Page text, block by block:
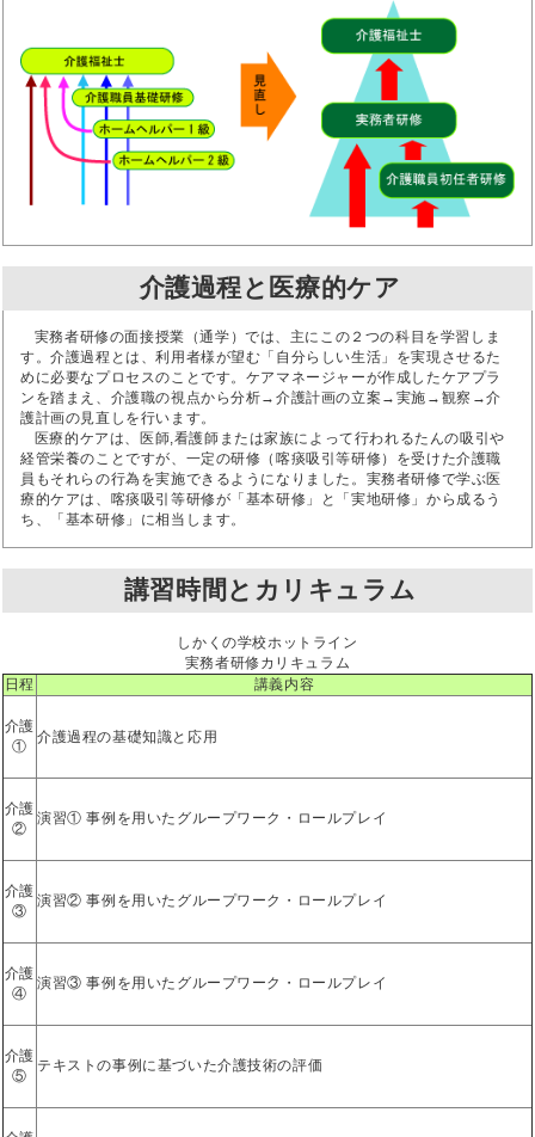
介護過程と医療的ケア
実務者研修の面接授業（通学）では、主にこの２つの科目を学習しま
す。介護過程とは、利用者様が望む「自分らしい生活」を実現させるた
めに必要なプロセスのことです。ケアマネージャーが作成したケアプラ
ンを踏まえ、介護職の視点から分析→介護計画の立案→実施→観察→介
護計画の見直しを行います。
医療的ケアは、医師,看護師または家族によって行われるたんの吸引や
経管栄養のことですが、一定の研修（喀痰吸引等研修）を受けた介護職
員もそれらの行為を実施できるようになりました。実務者研修で学ぶ医
療的ケアは、喀痰吸引等研修が「基本研修」と「実地研修」から成るう
ち、「基本研修」に相当します。
講習時間とカリキュラム
しかくの学校ホットライン
実務者研修カリキュラム
日程
講義内容
介護
①
介護過程の基礎知識と応用
介護
②
演習① 事例を用いたグループワーク・ロールプレイ
介護
③
演習② 事例を用いたグループワーク・ロールプレイ
介護
④
演習③ 事例を用いたグループワーク・ロールプレイ
介護
⑤
テキストの事例に基づいた介護技術の評価